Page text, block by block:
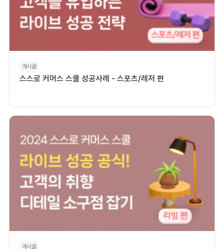
게시글
스스로 커머스 스쿨 성공사례 - 스포츠/레저 편
게시글